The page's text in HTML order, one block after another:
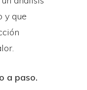
y que
a paso.